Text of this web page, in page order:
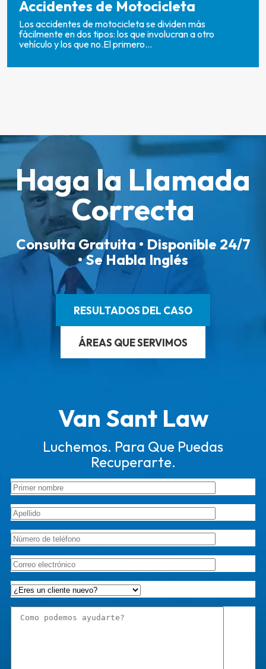
Accidentes de Motocicleta
Los accidentes de motocicleta se dividen más
fácilmente en dos tipos: los que involucran a otro
vehículo y los que no.El primero...
Haga la Llamada
Correcta
Consulta Gratuita • Disponible 24/7
• Se Habla Inglés
RESULTADOS DEL CASO
ÁREAS QUE SERVIMOS
Van Sant Law
Luchemos. Para Que Puedas
Recuperarte.